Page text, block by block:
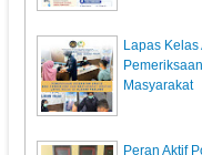
Lapas
Masyarakat
Peran Aktif